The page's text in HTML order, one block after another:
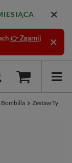
👉 Zgarnij
Bombilla Zestaw